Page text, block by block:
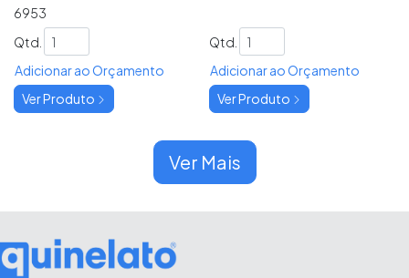
6953
Qtd.
Adicionar ao Orçamento
Ver Produto
Qtd.
Adicionar ao Orçamento
Ver Produto
Ver Mais